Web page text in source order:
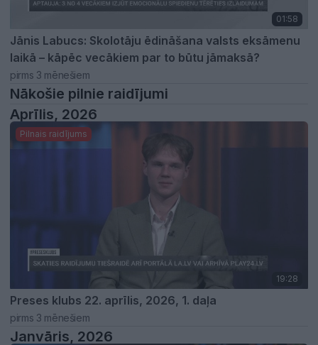
01:58
Jānis Labucs: Skolotāju ēdināšana valsts eksāmenu
laikā – kāpēc vecākiem par to būtu jāmaksā?
pirms 3 mēnešiem
Nākošie pilnie raidījumi
Aprīlis, 2026
Pilnais raidījums
19:28
Preses klubs 22. aprīlis, 2026, 1. daļa
pirms 3 mēnešiem
Janvāris, 2026